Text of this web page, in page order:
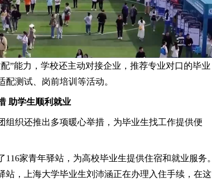
”能力，学校还主动对接企业，推荐专业对口的毕业
测试、岗前培训等活动。
助学生顺利就业
组织还推出多项暖心举措，为毕业生找工作提供便
116家青年驿站，为高校毕业生提供住宿和就业服务。
站，上海大学毕业生刘沛涵正在办理入住手续，在这